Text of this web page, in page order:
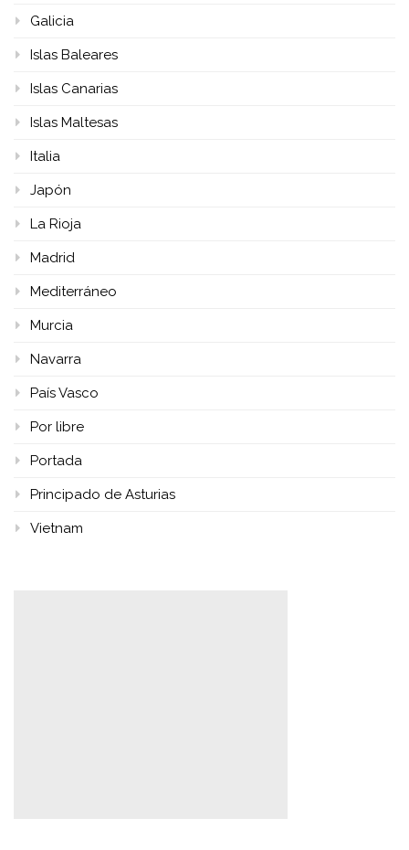
Galicia
Islas Baleares
Islas Canarias
Islas Maltesas
Italia
Japón
La Rioja
Madrid
Mediterráneo
Murcia
Navarra
País Vasco
Por libre
Portada
Principado de Asturias
Vietnam